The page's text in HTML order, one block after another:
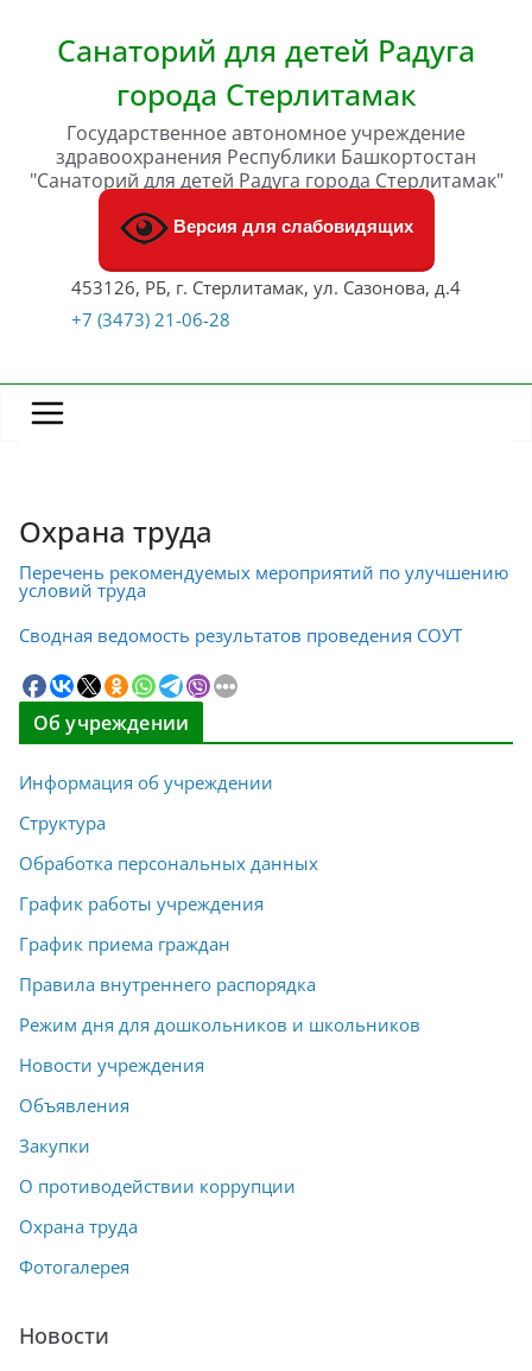
содержимомуСанаторий для детей Радуга
города Стерлитамак
Государственное автономное учреждение
здравоохранения Республики Башкортостан
"Санаторий для детей Радуга города Стерлитамак"
Версия для слабовидящих
453126, РБ, г. Стерлитамак, ул. Сазонова, д.4
+7 (3473) 21-06-28
Охрана труда
Перечень рекомендуемых мероприятий по улучшению
условий труда
Сводная ведомость результатов проведения СОУТ
Об учреждении
Информация об учреждении
Структура
Обработка персональных данных
График работы учреждения
График приема граждан
Правила внутреннего распорядка
Режим дня для дошкольников и школьников
Новости учреждения
Объявления
Закупки
О противодействии коррупции
Охрана труда
Фотогалерея
Новости